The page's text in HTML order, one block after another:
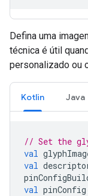
Defina uma
técnica é útil
personalizado ou
Kotlin Java
// Set the
val
val
val pinConfig